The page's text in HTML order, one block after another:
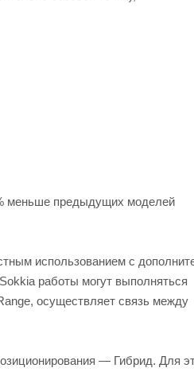
меньше предыдущих моделей
использованием с
работы могут выполняться
осуществляет связь между
— Гибрид. Для